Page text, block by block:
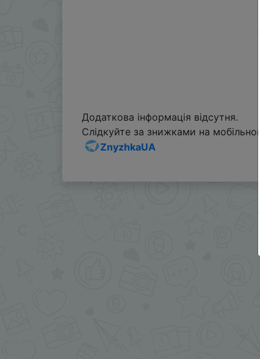
Додаткова інформація відсутня.
Слідкуйте за знижками на
ZnyzhkaUA